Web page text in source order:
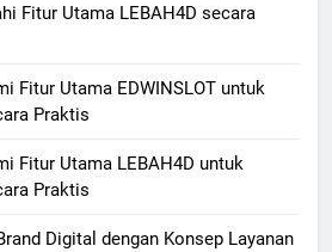
Fitur Utama LEBAH4D secara
Fitur Utama EDWINSLOT untuk
Praktis
Fitur Utama LEBAH4D untuk
Praktis
Digital dengan Konsep Layanan